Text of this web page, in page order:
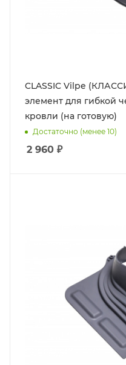
CLASSIC Vilpe
элемент для гибкой
кровли (на готовую)
Достаточно (менее 10)
2 960 ₽